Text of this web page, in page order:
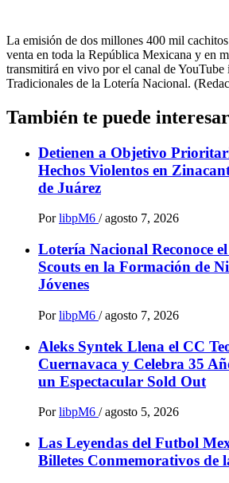
La emisión de dos millones 400 mil
venta en toda la República Mexicana y en
transmitirá en vivo por el canal de YouTube
Tradicionales de la Lotería Nacional.
También te puede interesar
Detienen a Objetivo
Hechos Violentos en
de Juárez
Por libpM6 / agosto 7, 2026
Lotería Nacional Reconoce
Scouts en la Formación de
Jóvenes
Por libpM6 / agosto 7, 2026
Aleks Syntek Llena el CC
Cuernavaca y Celebra 35
un Espectacular Sold Out
Por libpM6 / agosto 5, 2026
Las Leyendas del Futbol
Billetes Conmemorativos de